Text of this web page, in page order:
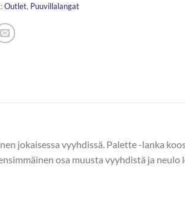
Outlet, Puuvillalangat
jokaisessa vyyhdissä. Palette -lanka
osa muusta vyyhdistä ja neulo